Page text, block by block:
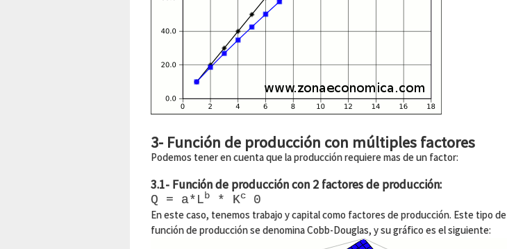
3- Función de producción con múltiples factores
Podemos tener en cuenta que la producción requiere mas de un factor:
3.1- Función de producción con 2 factores de producción:
Q = a*Lb * Kc 0
En este caso, tenemos trabajo y capital como factores de producción. Este tipo de
función de producción se denomina Cobb-Douglas, y su gráfico es el siguiente: